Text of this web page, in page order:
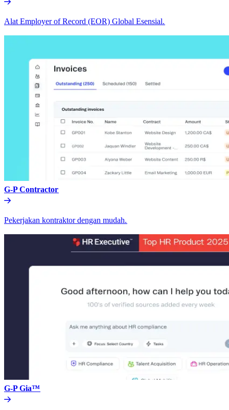
Alat Employer of Record (EOR) Global Esensial.​​
G-P Contractor​​
Pekerjakan kontraktor dengan mudah.​​
G-P Gia™​​